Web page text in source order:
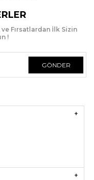
Fırsatlardan İlk Sizin
!
GÖNDER